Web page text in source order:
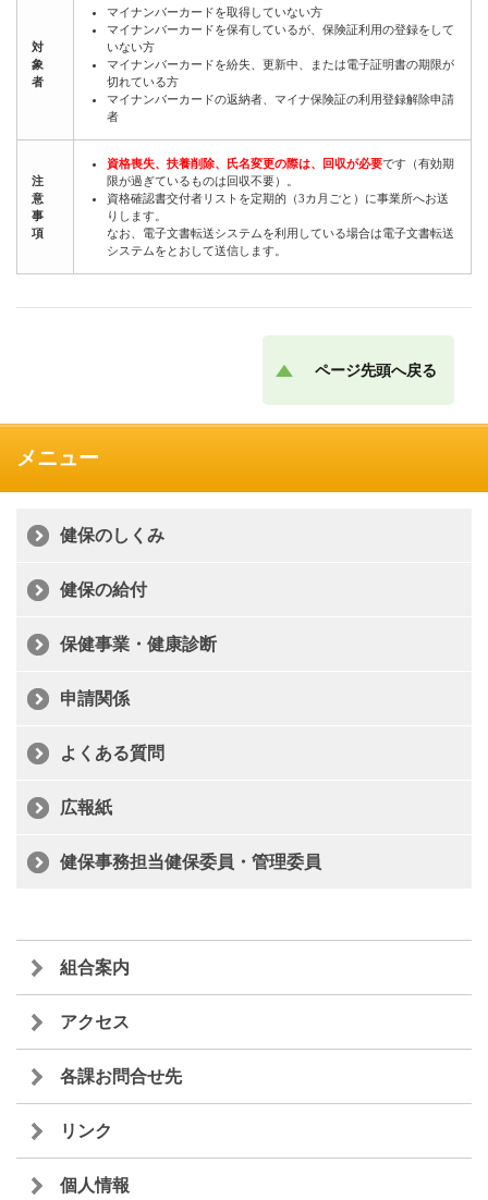
対
象
者
マイナンバーカードを取得していない方
マイナンバーカードを保有しているが、保険証利用の登録をして
いない方
マイナンバーカードを紛失、更新中、または電子証明書の期限が
切れている方
マイナンバーカードの返納者、マイナ保険証の利用登録解除申請
者
注
意
事
項
資格喪失、扶養削除、氏名変更の際は、回収が必要です（有効期
限が過ぎているものは回収不要）。
資格確認書交付者リストを定期的（3カ月ごと）に事業所へお送
りします。
なお、電子文書転送システムを利用している場合は電子文書転送
システムをとおして送信します。
ページ先頭へ戻る
メニュー
健保のしくみ
健保の給付
保健事業・健康診断
申請関係
よくある質問
広報紙
健保事務担当健保委員・管理委員
組合案内
アクセス
各課お問合せ先
リンク
個人情報